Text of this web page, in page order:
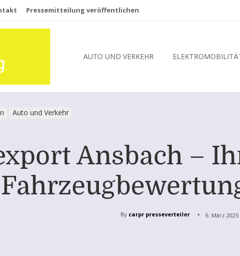
Pressemitteilung veröffentlichen
AUTO UND VERKEHR
Auto und Verkehr
Ansbach –
By carpr presseverteiler 6. März 2025